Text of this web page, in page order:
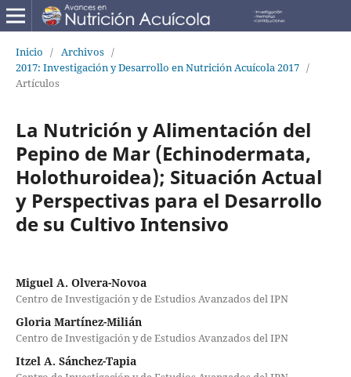
Inicio / Archivos /
2017: Investigación y Desarrollo en Nutrición Acuícola 2017 /
Artículos
La Nutrición y Alimentación del
Pepino de Mar (Echinodermata,
Holothuroidea); Situación Actual
y Perspectivas para el Desarrollo
de su Cultivo Intensivo
Miguel A. Olvera-Novoa
Centro de Investigación y de Estudios Avanzados del IPN
Gloria Martínez-Milián
Centro de Investigación y de Estudios Avanzados del IPN
Itzel A. Sánchez-Tapia